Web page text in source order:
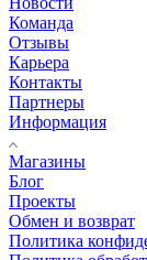
Команда
Отзывы
Карьера
Контакты
Партнеры
Информация
Магазины
Блог
Проекты
Обмен и возврат
Политика